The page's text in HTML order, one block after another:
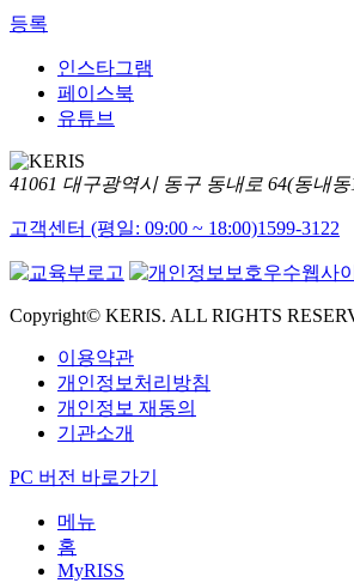
등록
인스타그램
페이스북
유튜브
41061 대구광역시 동구 동내로 64(동내동
고객센터 (평일: 09:00 ~ 18:00)1599-3122
Copyright© KERIS. ALL RIGHTS
이용약관
개인정보처리방침
개인정보 재동의
기관소개
PC 버전 바로가기
메뉴
홈
MyRISS